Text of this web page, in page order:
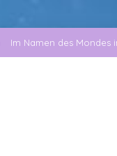
Im Namen des Mondes